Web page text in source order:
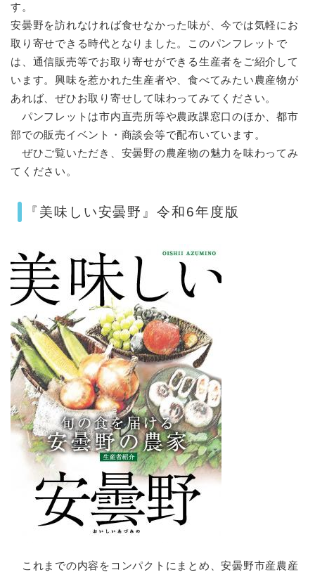
す。
安曇野を訪れなければ食せなかった味が、今では気軽にお
取り寄せできる時代となりました。このパンフレットで
は、通信販売等でお取り寄せができる生産者をご紹介して
います。興味を惹かれた生産者や、食べてみたい農産物が
あれば、ぜひお取り寄せして味わってみてください。
パンフレットは市内直売所等や農政課窓口のほか、都市
部での販売イベント・商談会等で配布いています。
ぜひご覧いただき、安曇野の農産物の魅力を味わってみ
てください。
『美味しい安曇野』令和6年度版
これまでの内容をコンパクトにまとめ、安曇野市産農産